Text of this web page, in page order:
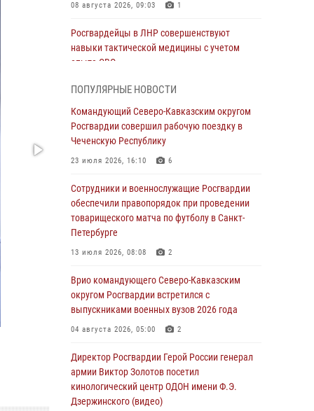
08 августа 2026, 09:03 1
Росгвардейцы в ЛНР совершенствуют
навыки тактической медицины с учетом
опыта СВО
Военнослужащие Софринской бригады
Росгвардии встретились с участником
патриотического проекта «Дорогой
Ломоносова — дорогой к Победе в СВО»
08 августа 2026, 07:00 2 1
Росгвардейцы обеспечили безопасность
«Поезда Победы» в Кузбассе
08 августа 2026, 07:00
В Кабардино-Балкарии сотрудники
Росгвардии провели турнир по настольному
теннису ко Дню физкультурника
08 августа 2026, 07:00
ОМОН «Ойрат» Управления Росгвардии по
Республике Калмыкия исполнилось 20 лет
08 августа 2026, 07:00
ПОПУЛЯРНЫЕ НОВОСТИ
Командующий Северо-Кавказским округом
Росгвардии совершил рабочую поездку в
Чеченскую Республику
23 июля 2026, 16:10 6
Сотрудники и военнослужащие Росгвардии
обеспечили правопорядок при проведении
товарищеского матча по футболу в Санкт-
Петербурге
13 июля 2026, 08:08 2
Врио командующего Северо-Кавказским
округом Росгвардии встретился с
выпускниками военных вузов 2026 года
04 августа 2026, 05:00 2
Директор Росгвардии Герой России генерал
армии Виктор Золотов посетил
кинологический центр ОДОН имени Ф.Э.
Дзержинского (видео)